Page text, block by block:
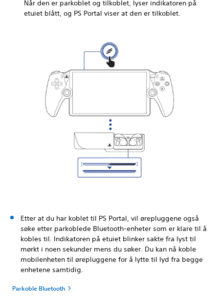
Når den er parkoblet og tilkoblet, lyser indikatoren på
etuiet blått, og PS Portal viser at den er tilkoblet.
Etter at du har koblet til PS Portal, vil ørepluggene også
søke etter parkoblede Bluetooth-enheter som er klare til å
kobles til. Indikatoren på etuiet blinker sakte fra lyst til
mørkt i noen sekunder mens du søker. Du kan nå koble
mobilenheten til ørepluggene for å lytte til lyd fra begge
enhetene samtidig.
Parkoble Bluetooth